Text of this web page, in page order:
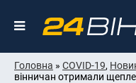
Головна » COVID-19,
вінничан отримали